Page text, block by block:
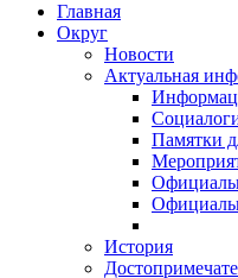
Главная
Округ
Новости
Актуальная
Памятки
История